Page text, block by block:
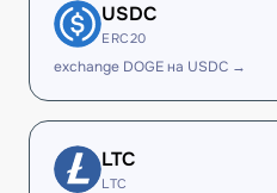
USDC
ERC20
exchange DOGE на USDC →
LTC
LTC